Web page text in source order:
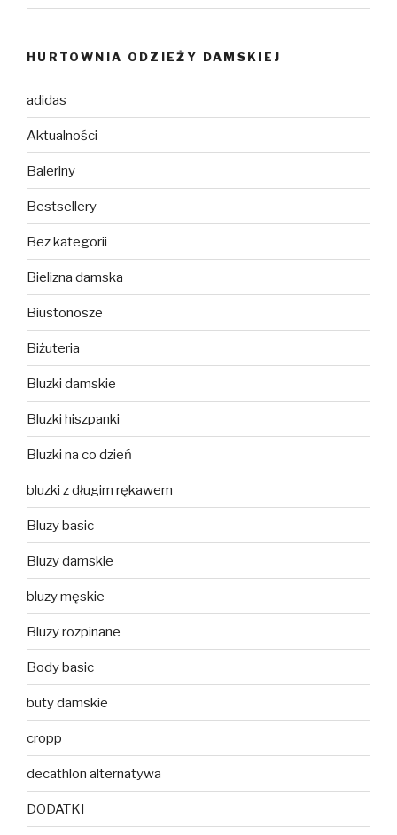
HURTOWNIA ODZIEŻY DAMSKIEJ
adidas
Aktualności
Baleriny
Bestsellery
Bez kategorii
Bielizna damska
Biustonosze
Biżuteria
Bluzki damskie
Bluzki hiszpanki
Bluzki na co dzień
bluzki z długim rękawem
Bluzy basic
Bluzy damskie
bluzy męskie
Bluzy rozpinane
Body basic
buty damskie
cropp
decathlon alternatywa
DODATKI